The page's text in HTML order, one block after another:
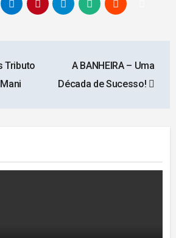
Tributo
A BANHEIRA – Uma
Década de Sucesso!